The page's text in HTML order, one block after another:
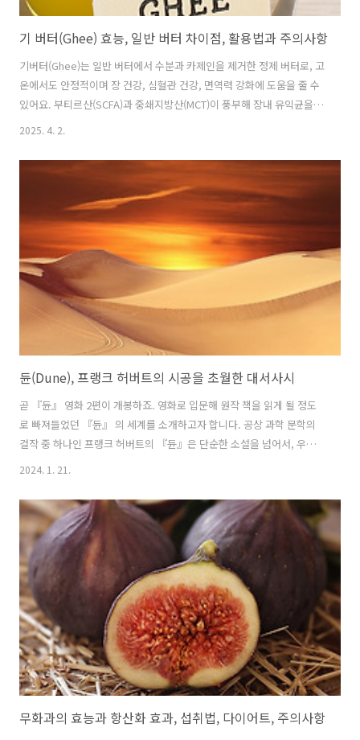
기 버터(Ghee) 효능, 일반 버터 차이점, 활용법과 주의사항
기버터(Ghee)는 일반 버터에서 수분과 카제인을 제거한 정제 버터로, 고
온에서도 안정적이며 장 건강, 심혈관 건강, 면역력 강화에 도움을 줄 수
있어요. 부티르산(SCFA)과 중쇄지방산(MCT)이 풍부해 장내 유익균을
지원하고 빠른 에너지원이 되며, HDL 콜레스테롤을 증가시켜 심혈관 건
할 수 있지만, 포화지방이 높아 과다 섭취는 주의해야 해요. 1. 기버터란
무엇일까?버터는 익숙하지만, ‘기버터(Ghee)’라는 이름은 다소 생소할
수도 있어요. 기버터는 인도의 전통적인 정제 버터로, 우유에서 수분과
불순물을 제거해 만든 순수한 지방이에요. 일반 버터는 크림을 휘저어 유
화된 상태로 만든 반면, 기버터는 가열하여 수분과 단백질을 완전히 ..
2025. 4. 2.
듄(Dune), 프랭크 허버트의 시공을 초월한 대서사시
곧 『듄』 영화 2편이 개봉하죠. 영화로 입문해 원작 책을 읽게 될 정도
로 빠져들었던 『듄』 의 세계를 소개하고자 합니다. 공상 과학 문학의
걸작 중 하나인 프랭크 허버트의 『듄』은 단순한 소설을 넘어서, 우주
적 규모의 서사와 인간 본성에 대한 근원적 탐구를 담고 있습니다. 프랭
버트가 탄생시킨, 우리 상상력의 한계를 넓혀 준 세계입니다. 이 작품은
과학 소설 장르에 새로운 지평을 열었을 뿐만 아니라, 수많은 독자들에게
심오한 영감을 주었습니다. 『듄』은 그 깊이와 복잡성으로 인해, 단순
한 엔터테인먼트를 넘어서, 우리에게 새로운 사고의 방식을 제시합니다.
듄의 세계: 아라키스와 스파이스 멜란지 『듄』의 서사는 주로 사막 행
성 아라키스..
2024. 1. 21.
무화과의 효능과 항산화 효과, 섭취법, 다이어트, 주의사항